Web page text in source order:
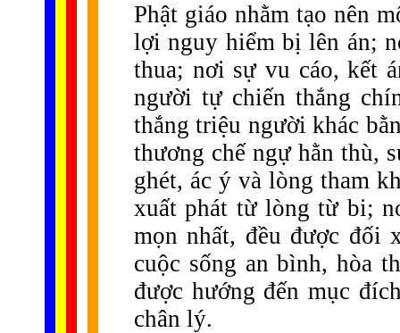
Phật giáo nhằm tạo nên
lợi nguy hiểm bị lên án;
thua; nơi sự vu cáo, kết
người tự chiến thắng
thắng triệu người khác
thương chế ngự hằn thù,
ghét, ác ý và lòng tham
xuất phát từ lòng từ bi;
mọn nhất, đều được đối
cuộc sống an bình, hòa
được hướng đến mục
chân lý.